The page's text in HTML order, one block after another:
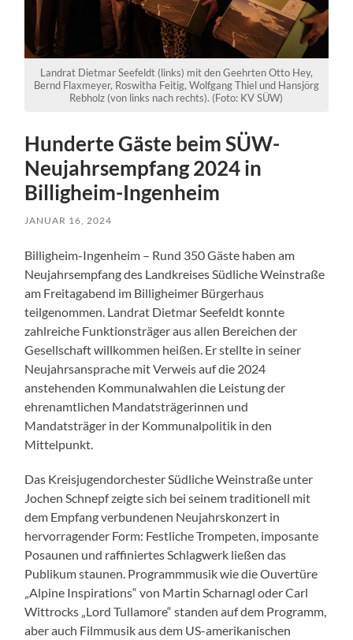
Landrat Dietmar Seefeldt (links) mit den Geehrten Otto Hey,
Bernd Flaxmeyer, Roswitha Feitig, Wolfgang Thiel und Hansjörg
Rebholz (von links nach rechts). (Foto: KV SÜW)
Hunderte Gäste beim SÜW-
Neujahrsempfang 2024 in
Billigheim-Ingenheim
JANUAR 16, 2024
Billigheim-Ingenheim – Rund 350 Gäste haben am
Neujahrsempfang des Landkreises Südliche Weinstraße
am Freitagabend im Billigheimer Bürgerhaus
teilgenommen. Landrat Dietmar Seefeldt konnte
zahlreiche Funktionsträger aus allen Bereichen der
Gesellschaft willkommen heißen. Er stellte in seiner
Neujahrsansprache mit Verweis auf die 2024
anstehenden Kommunalwahlen die Leistung der
ehrenamtlichen Mandatsträgerinnen und
Mandatsträger in der Kommunalpolitik in den
Mittelpunkt.
Das Kreisjugendorchester Südliche Weinstraße unter
Jochen Schnepf zeigte sich bei seinem traditionell mit
dem Empfang verbundenen Neujahrskonzert in
hervorragender Form: Festliche Trompeten, imposante
Posaunen und raffiniertes Schlagwerk ließen das
Publikum staunen. Programmmusik wie die Ouvertüre
„Alpine Inspirations“ von Martin Scharnagl oder Carl
Wittrocks „Lord Tullamore“ standen auf dem Programm,
aber auch Filmmusik aus dem US-amerikanischen